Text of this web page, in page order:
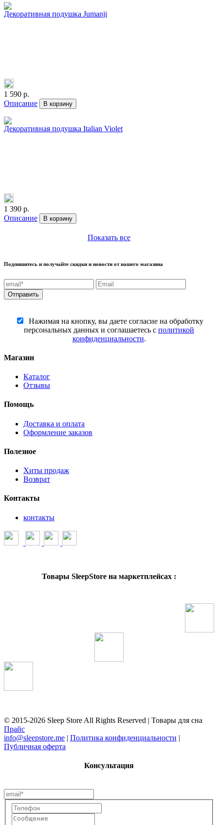
Декоративная подушка Jumanji
1 590 р.
Описание
В корзину
Декоративная подушка Italian Violet
1 390 р.
Описание
В корзину
Показать все
Подпишитесь и получайте скидки и новости от нашего магазина
Нажимая на кнопку, вы даете согласие на обработку
персональных данных и соглашаетесь c политикой
конфиденциальности.
Магазин
Каталог
Отзывы
Помощь
Доставка и оплата
Оформление заказов
Полезное
Хиты продаж
Возврат
Контакты
контакты
Товары SleepStore на маркетплейсах :
© 2015-2026 Sleep Store All Rights Reserved | Товары для сна
Прайс
info@sleepstore.me | Политика конфиденциальности |
Публичная оферта
Консультация